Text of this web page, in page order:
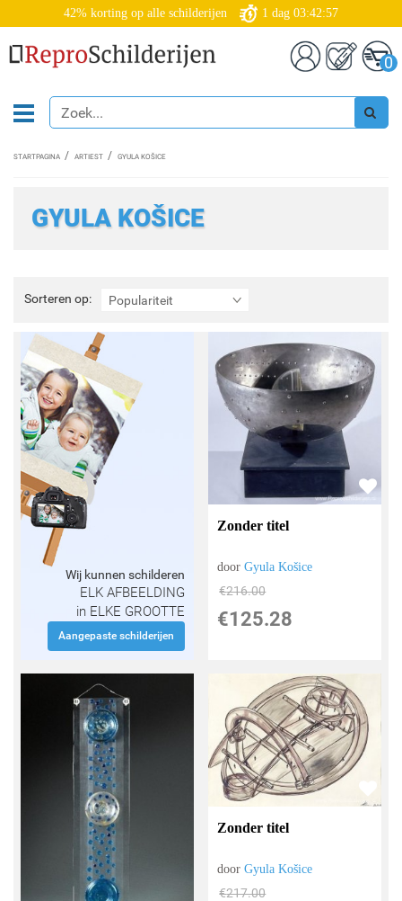
42% korting op alle schilderijen 1 dag 03:42:56
0
STARTPAGINA ARTIEST GYULA KOŠICE
GYULA KOŠICE
Sorteren op: Populariteit
Sorteren
op:
Wij kunnen schilderen
ELK AFBEELDING
in ELKE GROOTTE
Aangepaste schilderijen
Zonder titel
doorGyula Košice
€216.00
€125.28
Zonder titel
doorGyula Košice
€217.00